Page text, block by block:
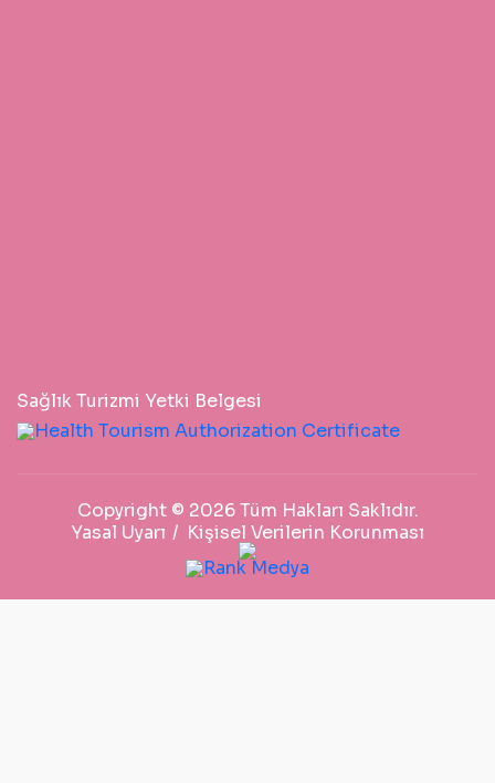
Sağlık Turizmi Yetki Belgesi
Copyright © 2026 Tüm Hakları Saklıdır.
Yasal Uyarı
Kişisel Verilerin Korunması